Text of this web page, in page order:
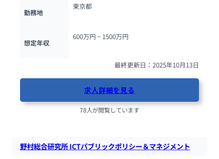
勤務地
東京都
想定年収
600万円 ~ 1500万円
最終更新日：2025年10月13日
求人詳細を見る
78人が閲覧しています
野村総合研究所 ICTパブリックポリシー＆マネジメント